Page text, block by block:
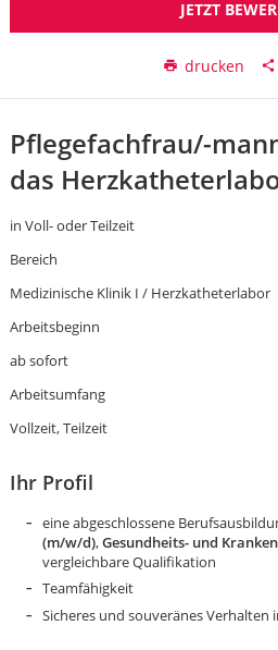
JETZT
drucken
Pflegefachfrau/-
das
in Voll- oder Teilzeit
Bereich
Medizinische Klinik I / Herzkatheterlabor
Arbeitsbeginn
ab sofort
Arbeitsumfang
Vollzeit, Teilzeit
Ihr Profil
eine abgeschlossene
(m/w/d),Gesundheits- und
vergleichbare Qualifikation
Teamfähigkeit
Sicheres und souveränes